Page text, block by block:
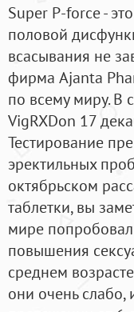
Super P-force -
половой
всасывания не
фирма Ajanta
по всему миру. В
VigRXDon 17
Тестирование
эректильных
октябрьском
таблетки, вы
мире
повышения
среднем
они очень слабо,